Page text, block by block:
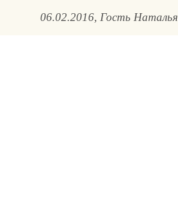
06.02.2016 Гость Наталья